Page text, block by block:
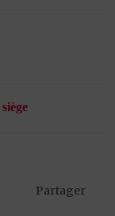
siège
Partager